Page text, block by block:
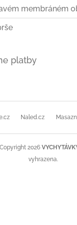
membráném
platby
Naled.cz
Copyright 2026
vyhrazena.